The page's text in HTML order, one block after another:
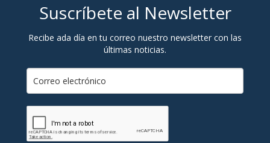
Suscríbete al Newsletter
Recibe ada día en tu correo nuestro newsletter con las
últimas noticias.